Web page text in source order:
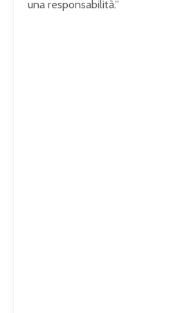
una responsabilità.”